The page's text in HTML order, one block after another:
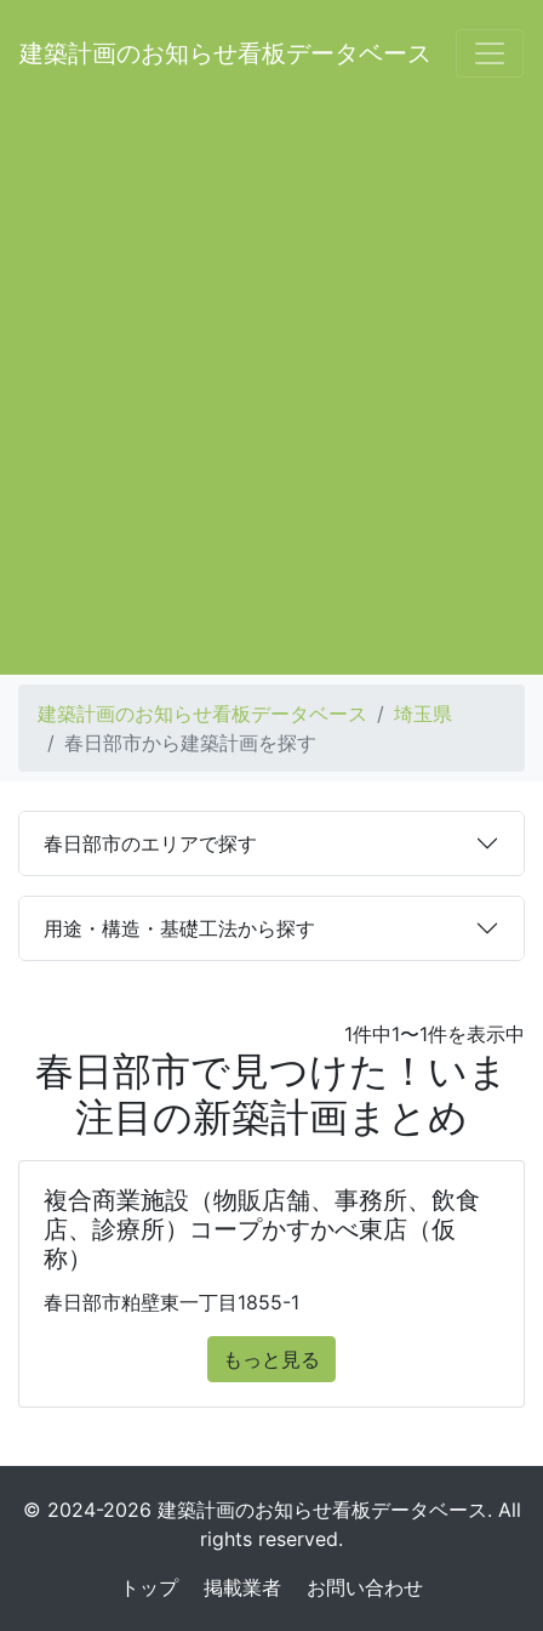
建築計画のお知らせ看板データベース
建築計画のお知らせ看板データベース
埼玉県
春日部市から建築計画を探す
春日部市のエリアで探す
用途・構造・基礎工法から探す
1件中1〜1件を表示中
春日部市で見つけた！いま
注目の新築計画まとめ
複合商業施設（物販店舗、事務所、飲食
店、診療所）コープかすかべ東店（仮
称）
春日部市粕壁東一丁目1855-1
もっと見る
© 2024-2026 建築計画のお知らせ看板データベース. All
rights reserved.
トップ
掲載業者 お問い合わせ